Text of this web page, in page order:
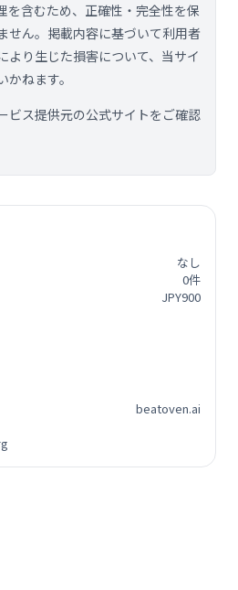
を含むため、正確性・完全性を保
せん。掲載内容に基づいて利用者
より生じた損害について、当サイ
かねます。
ビス提供元の公式サイトをご確認
なし
0件
JPY900
beatoven.ai